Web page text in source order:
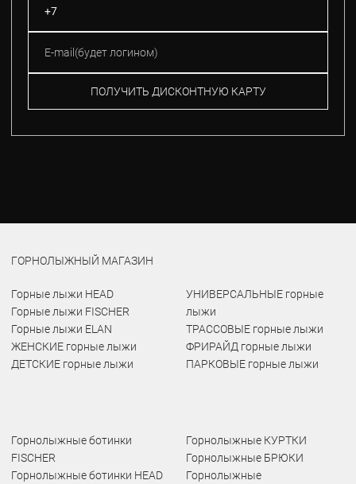
ПОЛУЧИТЬ ДИСКОНТНУЮ КАРТУ
ГОРНОЛЫЖНЫЙ МАГАЗИН
Горные лыжи HEAD
Горные лыжи FISCHER
Горные лыжи ELAN
ЖЕНСКИЕ горные лыжи
ДЕТСКИЕ горные лыжи
УНИВЕРСАЛЬНЫЕ горные
лыжи
ТРАССОВЫЕ горные лыжи
ФРИРАЙД горные лыжи
ПАРКОВЫЕ горные лыжи
Горнолыжные ботинки
FISCHER
Горнолыжные ботинки HEAD
Горнолыжные КУРТКИ
Горнолыжные БРЮКИ
Горнолыжные